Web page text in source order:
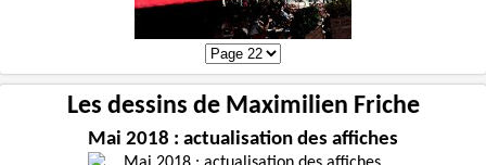
Les dessins de Maximilien Friche
Mai 2018 : actualisation des affiches